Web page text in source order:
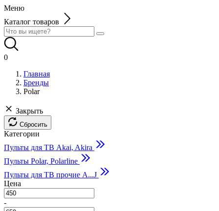
Меню
Каталог товаров
0
Главная
Бренды
Polar
Закрыть
Сбросить
Категории
Пульты для ТВ Akai, Akira
Пульты Polar, Polarline
Пульты для ТВ прочие A...J
Цена
-